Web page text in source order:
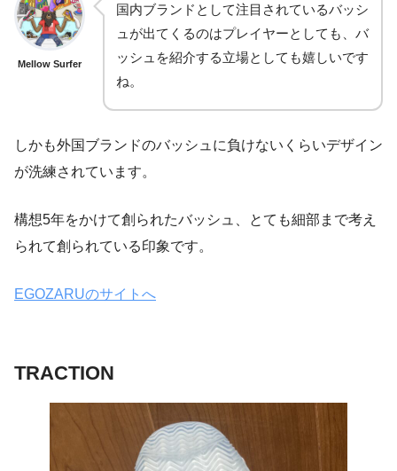
Mellow Surfer
国内ブランドとして注目されているバッシ
ュが出てくるのはプレイヤーとしても、バ
ッシュを紹介する立場としても嬉しいです
ね。
しかも外国ブランドのバッシュに負けないくらいデザイン
が洗練されています。
構想5年をかけて創られたバッシュ、とても細部まで考え
られて創られている印象です。
EGOZARUのサイトへ
TRACTION